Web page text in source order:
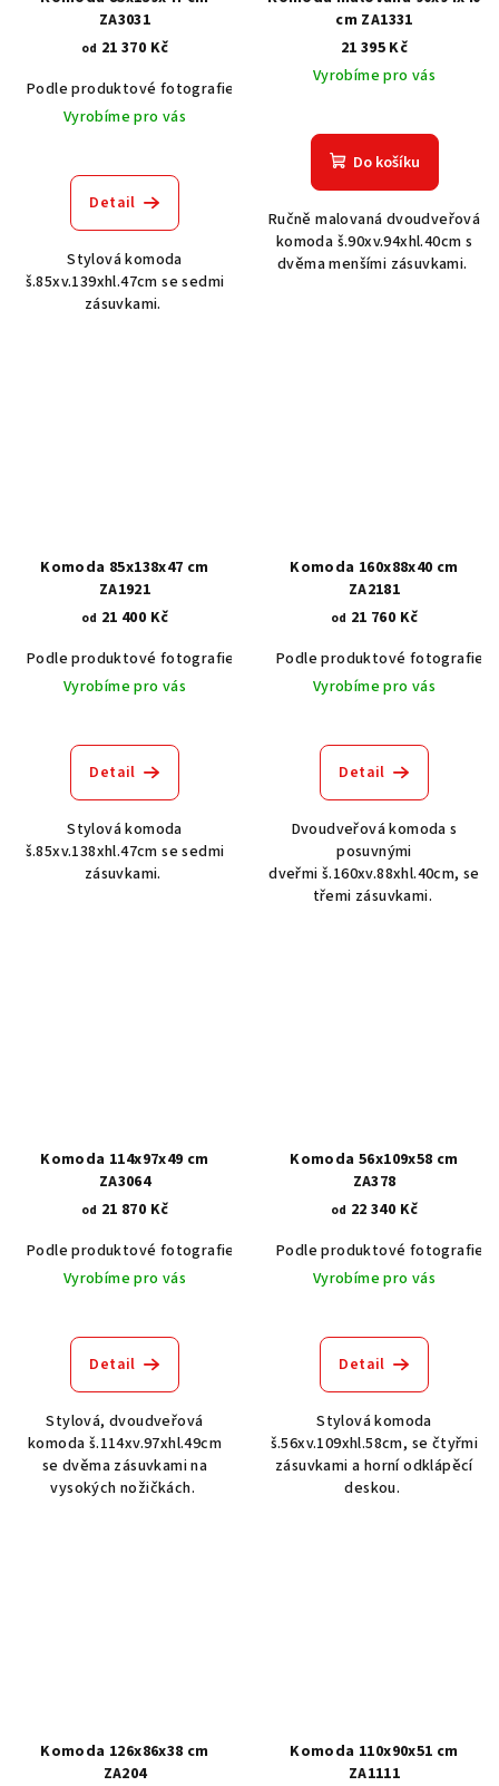
ZA3031
od 21 370 Kč
Podle produktové fotografie
Akát vintage BT1551
Vyrobíme pro vás
Detail
Stylová komoda
š.85xv.139xhl.47cm se sedmi
zásuvkami.
cm ZA1331
21 395 Kč
Vyrobíme pro vás
Do košíku
Ručně malovaná dvoudveřová
komoda š.90xv.94xhl.40cm s
dvěma menšími zásuvkami.
Komoda 85x138x47 cm
ZA1921
od 21 400 Kč
Podle produktové fotografie
Akát vintage BT1551
Dub světlý
Vyrobíme pro vás
Detail
Stylová komoda
š.85xv.138xhl.47cm se sedmi
zásuvkami.
Komoda 160x88x40 cm
ZA2181
od 21 760 Kč
Podle produktové fotografie
Vyrobíme pro vás
Detail
Dvoudveřová komoda s
posuvnými
dveřmi š.160xv.88xhl.40cm, se
třemi zásuvkami.
Komoda 114x97x49 cm
ZA3064
od 21 870 Kč
Podle produktové fotografie
Akát vintage BT1551
Dub světlý
Vyrobíme pro vás
Detail
Stylová, dvoudveřová
komoda š.114xv.97xhl.49cm
se dvěma zásuvkami na
vysokých nožičkách.
Komoda 56x109x58 cm
ZA378
od 22 340 Kč
Podle produktové fotografie
Vyrobíme pro vás
Detail
Stylová komoda
š.56xv.109xhl.58cm, se čtyřmi
zásuvkami a horní odklápěcí
deskou.
Komoda 126x86x38 cm
ZA204
Komoda 110x90x51 cm
ZA1111